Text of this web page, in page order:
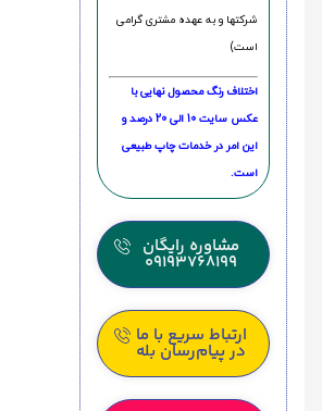
شرکتها و به عهده مشتری گرامی
است)
اختلاف رنگ محصول نهایی با
عکس سایت 10 الی 20 درصد و
این امر در خدمات چاپ طبیعی
است.
مشاوره رایگان
09193768199
ارتباط سریع با ما
در پیام‌رسان بله